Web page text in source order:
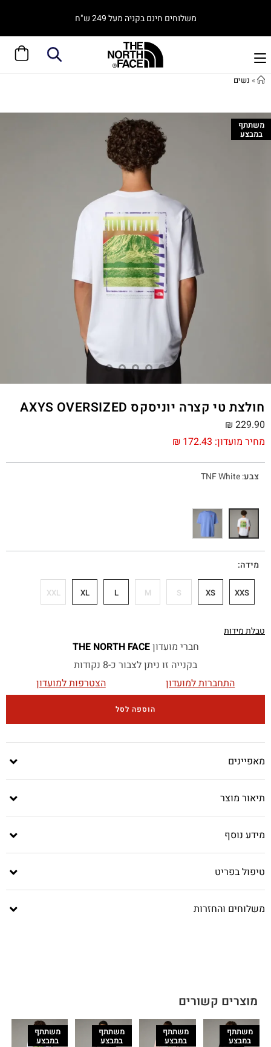
משלוחים חינם בקניה מעל 249 ש"ח
» נשים
משתתף
במבצע
חולצת טי קצרה יוניסקס AXYS OVERSIZED
מחיר מועדון: ₪ 172.43
₪ 229.90
צבע:
TNF White
מידה
XXS
XS
S
M
L
XL
XXL
טבלת מידות
חברי מועדוןTHE NORTH FACE
בקנייה זו ניתן לצבור כ-8 נקודות
התחברות למועדון
הצטרפות למועדון
הוספה לסל
מאפיינים
תיאור מוצר
מידע נוסף
טיפול בפריט
משלוחים והחזרות
מוצרים קשורים
משתתף
במבצע
משתתף
במבצע
משתתף
במבצע
משתתף
במבצע